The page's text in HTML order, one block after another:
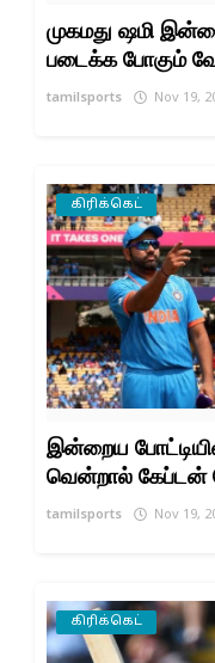
முகமது ஷமி
படைக்க போகும்
tamilsports Nov 19,
கிரிக்கெட்
இன்றைய
வென்றால் கேப்டன்
tamilsports Nov 19,
கிரிக்கெட்